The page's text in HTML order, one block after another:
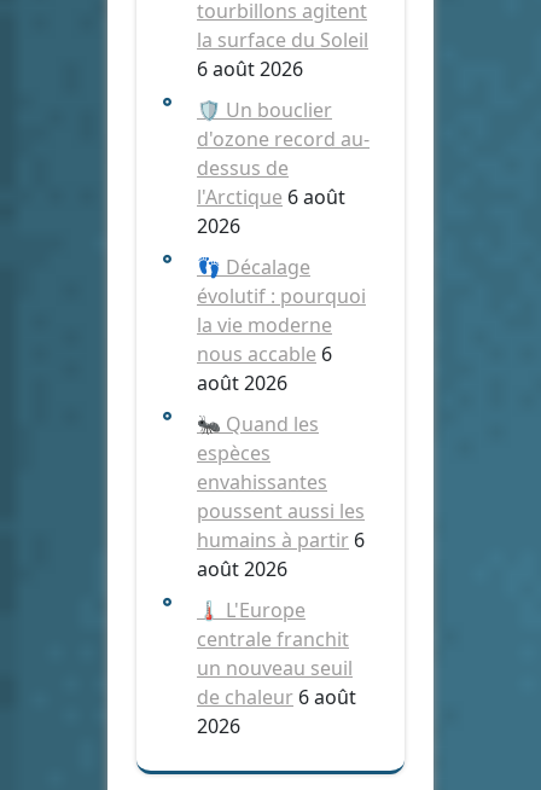
tourbillons agitent
la surface du Soleil
6 août 2026
🛡️ Un bouclier
d'ozone record au-
dessus de
l'Arctique 6 août
2026
👣 Décalage
évolutif : pourquoi
la vie moderne
nous accable 6
août 2026
🐜 Quand les
espèces
envahissantes
poussent aussi les
humains à partir 6
août 2026
🌡️ L'Europe
centrale franchit
un nouveau seuil
de chaleur 6 août
2026